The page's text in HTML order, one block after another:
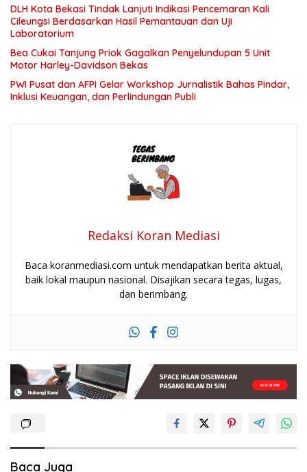
DLH Kota Bekasi Tindak Lanjuti Indikasi Pencemaran Kali
Cileungsi Berdasarkan Hasil Pemantauan dan Uji
Laboratorium
Bea Cukai Tanjung Priok Gagalkan Penyelundupan 5 Unit
Motor Harley-Davidson Bekas
PWI Pusat dan AFPI Gelar Workshop Jurnalistik Bahas Pindar,
Inklusi Keuangan, dan Perlindungan Publi
Redaksi Koran Mediasi
Baca koranmediasi.com untuk mendapatkan berita aktual,
baik lokal maupun nasional. Disajikan secara tegas, lugas,
dan berimbang.
Baca Juga